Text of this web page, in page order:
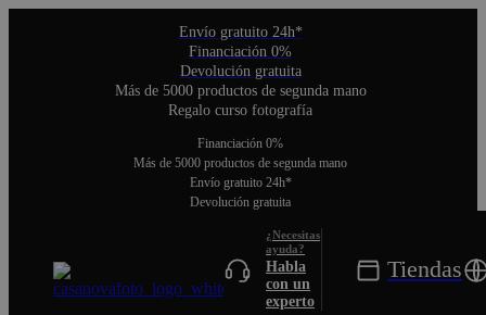
Envío gratuito 24h*
Financiación 0%
Devolución gratuita
Más de 5000 productos de segunda mano
Regalo curso fotografía
Financiación 0%
Más de 5000 productos de segunda mano
Envío gratuito 24h*
Devolución gratuita
Habla
con un
experto
Tiendas